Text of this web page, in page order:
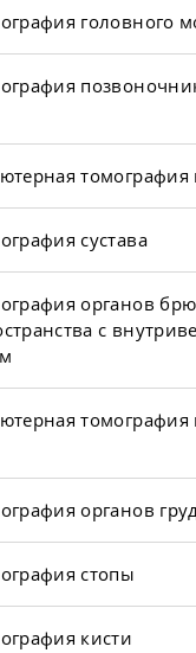
головного
томография
сустава
органов
с
томография
органов
стопы
кисти